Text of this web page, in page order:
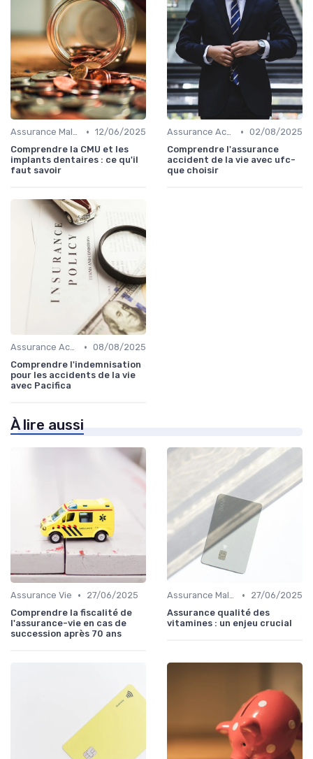
Assurance Maladie • 12/06/2025
Comprendre la CMU et les
implants dentaires : ce qu'il
faut savoir
Assurance Accident • 02/08/2025
Comprendre l'assurance
accident de la vie avec ufc-
que choisir
Assurance Accident • 08/08/2025
Comprendre l'indemnisation
pour les accidents de la vie
avec Pacifica
À lire aussi
Assurance Vie •
27/06/2025
Comprendre la fiscalité de
l'assurance-vie en cas de
succession après 70 ans
Assurance Maladie •
27/06/2025
Assurance qualité des
vitamines : un enjeu crucial